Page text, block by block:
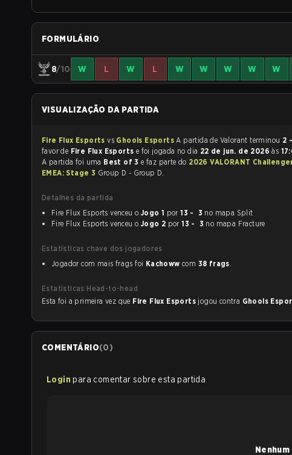
FORMULÁRIO
8/10 W L W L W W W W W
VISUALIZAÇÃO DA PARTIDA
Fire Flux Esportsvs Ghools Esports A partida de Valorant terminou 2
favor de Fire Flux Esports e foi jogada no dia 22 de jun. de 2026às
A partida foi uma Best of 3e faz parte do 2026 VALORANT
EMEA: Stage 3 Group D - Group D.
Detalhes da partida
Fire Flux Esports venceu o Jogo 1 por 13 - 3 no mapa Split
Fire Flux Esports venceu o Jogo 2 por 13 - 3 no mapa Fracture
Estatísticas chave dos jogadores
Jogador com mais frags foi Kachoww com 38 frags.
Estatísticas Head-to-head
Esta foi a primeira vez que Fire Flux Esports jogou contra Ghools
COMENTÁRIO(0)
Login para comentar sobre esta partida